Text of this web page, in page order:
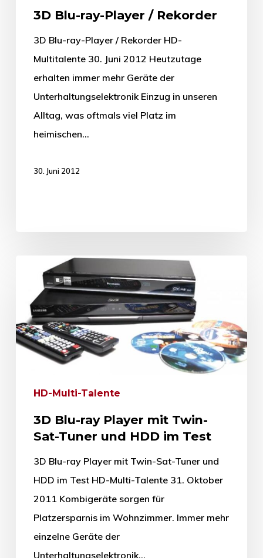
3D Blu-ray-Player / Rekorder
3D Blu-ray-Player / Rekorder HD-
Multitalente 30. Juni 2012 Heutzutage
erhalten immer mehr Geräte der
Unterhaltungselektronik Einzug in unseren
Alltag, was oftmals viel Platz im
heimischen…
30. Juni 2012
HD-Multi-Talente
3D Blu-ray Player mit Twin-
Sat-Tuner und HDD im Test
3D Blu-ray Player mit Twin-Sat-Tuner und
HDD im Test HD-Multi-Talente 31. Oktober
2011 Kombigeräte sorgen für
Platzersparnis im Wohnzimmer. Immer mehr
einzelne Geräte der
Unterhaltungselektronik…